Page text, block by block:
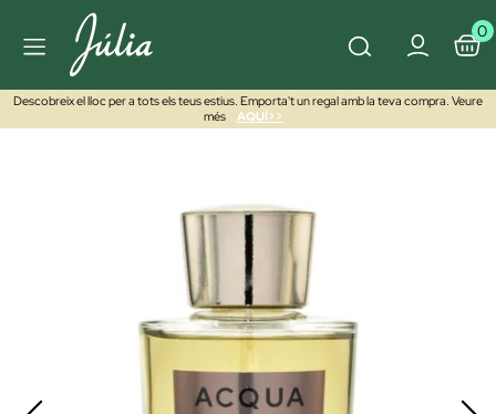
0
Descobreix el lloc per a tots els teus estius. Emporta't un regal amb la teva compra. Veure
més
AQUÍ>>